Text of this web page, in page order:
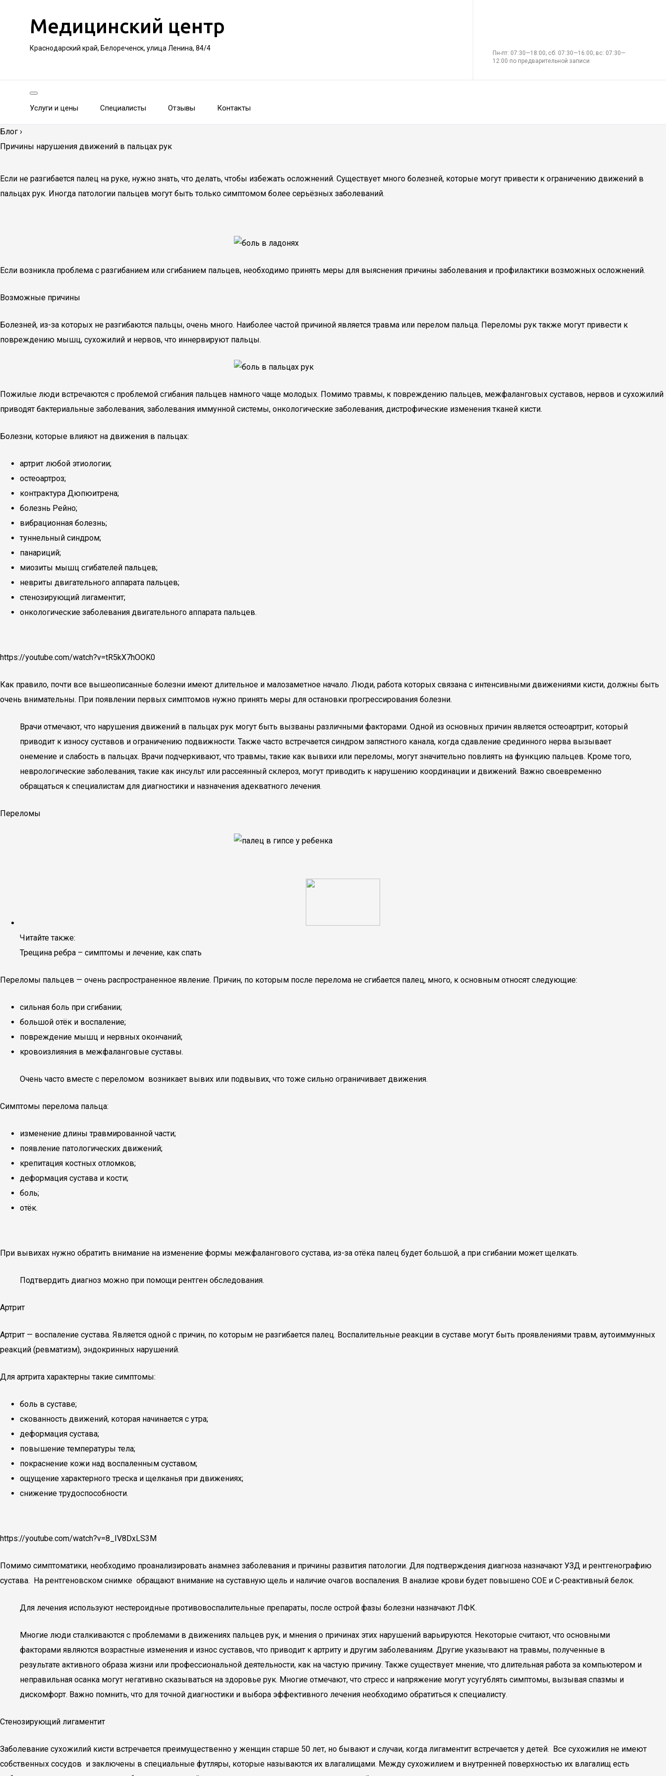
Медицинский центр
Краснодарский край, Белореченск, улица Ленина, 84/4
Пн-пт: 07:30—18:00; сб: 07:30—16:00; вс: 07:30—
12:00 по предварительной записи
Услуги и цены Специалисты Отзывы Контакты
Блог ›
Причины нарушения движений в пальцах рук
Если не разгибается палец на руке, нужно знать, что делать, чтобы избежать осложнений. Существует много болезней, которые могут привести к ограничению движений в
пальцах рук. Иногда патологии пальцев могут быть только симптомом более серьёзных заболеваний.
Если возникла проблема с разгибанием или сгибанием пальцев, необходимо принять меры для выяснения причины заболевания и профилактики возможных осложнений.
Возможные причины
Болезней, из-за которых не разгибаются пальцы, очень много. Наиболее частой причиной является травма или перелом пальца. Переломы рук также могут привести к
повреждению мышц, сухожилий и нервов, что иннервируют пальцы.
Пожилые люди встречаются с проблемой сгибания пальцев намного чаще молодых. Помимо травмы, к повреждению пальцев, межфаланговых суставов, нервов и сухожилий
приводят бактериальные заболевания, заболевания иммунной системы, онкологические заболевания, дистрофические изменения тканей кисти.
Болезни, которые влияют на движения в пальцах:
артрит любой этиологии;
остеоартроз;
контрактура Дюпюитрена;
болезнь Рейно;
вибрационная болезнь;
туннельный синдром;
панариций;
миозиты мышц сгибателей пальцев;
невриты двигательного аппарата пальцев;
стенозирующий лигаментит;
онкологические заболевания двигательного аппарата пальцев.
https://youtube.com/watch?v=tR5kX7hOOK0
Как правило, почти все вышеописанные болезни имеют длительное и малозаметное начало. Люди, работа которых связана с интенсивными движениями кисти, должны быть
очень внимательны. При появлении первых симптомов нужно принять меры для остановки прогрессирования болезни.
Врачи отмечают, что нарушения движений в пальцах рук могут быть вызваны различными факторами. Одной из основных причин является остеоартрит, который
приводит к износу суставов и ограничению подвижности. Также часто встречается синдром запястного канала, когда сдавление срединного нерва вызывает
онемение и слабость в пальцах. Врачи подчеркивают, что травмы, такие как вывихи или переломы, могут значительно повлиять на функцию пальцев. Кроме того,
неврологические заболевания, такие как инсульт или рассеянный склероз, могут приводить к нарушению координации и движений. Важно своевременно
обращаться к специалистам для диагностики и назначения адекватного лечения.
Переломы
Читайте также:
Трещина ребра – симптомы и лечение, как спать
Переломы пальцев — очень распространенное явление. Причин, по которым после перелома не сгибается палец, много, к основным относят следующие:
сильная боль при сгибании;
большой отёк и воспаление;
повреждение мышц и нервных окончаний;
кровоизлияния в межфаланговые суставы.
Очень часто вместе с переломом возникает вывих или подвывих, что тоже сильно ограничивает движения.
Симптомы перелома пальца:
изменение длины травмированной части;
появление патологических движений;
крепитация костных отломков;
деформация сустава и кости;
боль;
отёк.
При вывихах нужно обратить внимание на изменение формы межфалангового сустава, из-за отёка палец будет большой, а при сгибании может щелкать.
Подтвердить диагноз можно при помощи рентген обследования.
Артрит
Артрит — воспаление сустава. Является одной с причин, по которым не разгибается палец. Воспалительные реакции в суставе могут быть проявлениями травм, аутоиммунных
реакций (ревматизм), эндокринных нарушений.
Для артрита характерны такие симптомы:
боль в суставе;
скованность движений, которая начинается с утра;
деформация сустава;
повышение температуры тела;
покраснение кожи над воспаленным суставом;
ощущение характерного треска и щелканья при движениях;
снижение трудоспособности.
https://youtube.com/watch?v=8_IV8DxLS3M
Помимо симптоматики, необходимо проанализировать анамнез заболевания и причины развития патологии. Для подтверждения диагноза назначают УЗД и рентгенографию
сустава. На рентгеновском снимке обращают внимание на суставную щель и наличие очагов воспаления. В анализе крови будет повышено СОЕ и С-реактивный белок.
Для лечения используют нестероидные противовоспалительные препараты, после острой фазы болезни назначают ЛФК.
Многие люди сталкиваются с проблемами в движениях пальцев рук, и мнения о причинах этих нарушений варьируются. Некоторые считают, что основными
факторами являются возрастные изменения и износ суставов, что приводит к артриту и другим заболеваниям. Другие указывают на травмы, полученные в
результате активного образа жизни или профессиональной деятельности, как на частую причину. Также существует мнение, что длительная работа за компьютером и
неправильная осанка могут негативно сказываться на здоровье рук. Многие отмечают, что стресс и напряжение могут усугублять симптомы, вызывая спазмы и
дискомфорт. Важно помнить, что для точной диагностики и выбора эффективного лечения необходимо обратиться к специалисту.
Стенозирующий лигаментит
Заболевание сухожилий кисти встречается преимущественно у женщин старше 50 лет, но бывают и случаи, когда лигаментит встречается у детей. Все сухожилия не имеют
собственных сосудов и заключены в специальные футляры, которые называются их влагалищами. Между сухожилием и внутренней поверхностью их влагалищ есть